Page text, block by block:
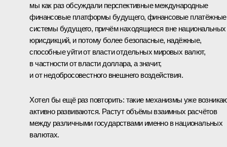
мы как разобсуждалиперспективные международные
финансовые платформы будущего, финансовые платёжные
системы будущего, причём находящиеся вне национальных
юрисдикций, и потому более безопасные, надёжные,
способные уйти от власти отдельных мировых валют,
в частности от власти доллара, а значит,
и от недобросовестного внешнего воздействия.
Хотел бы ещё раз повторить: такие механизмы уже
активно развиваются. Растут объёмы взаимных расчётов
между различными государствами именно в национальных
валютах.